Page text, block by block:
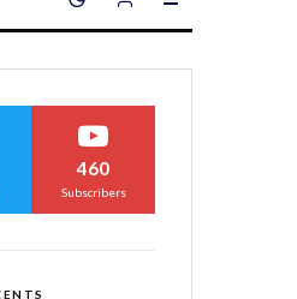
460
Subscribers